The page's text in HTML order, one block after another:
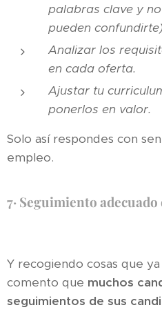
palabras clave y
pueden
Analizar los
en cada oferta.
Ajustar tu
ponerlos en valor.
Solo así respondes con
empleo.
7· Seguimiento
Y recogiendo cosas que
comento que muchos
seguimientos de sus